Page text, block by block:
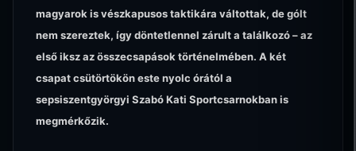
magyarok is vészkapusos taktikára váltottak, de gólt
nem szereztek, így döntetlennel zárult a találkozó – az
első iksz az összecsapások történelmében. A két
csapat csütörtökön este nyolc órától a
sepsiszentgyörgyi Szabó Kati Sportcsarnokban is
megmérkőzik.